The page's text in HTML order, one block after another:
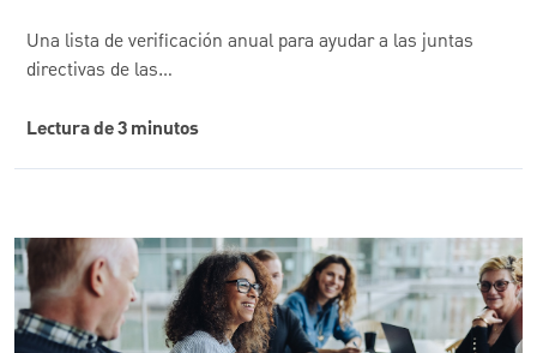
Una lista de verificación anual para ayudar a las juntas
directivas de las…
Lectura de 3 minutos